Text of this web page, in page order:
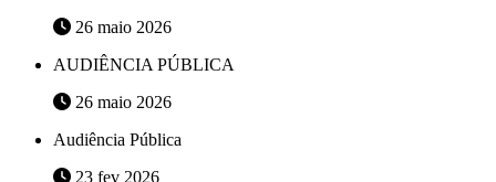
26 maio 2026
AUDIÊNCIA PÚBLICA
26 maio 2026
Audiência Pública
23 fev 2026